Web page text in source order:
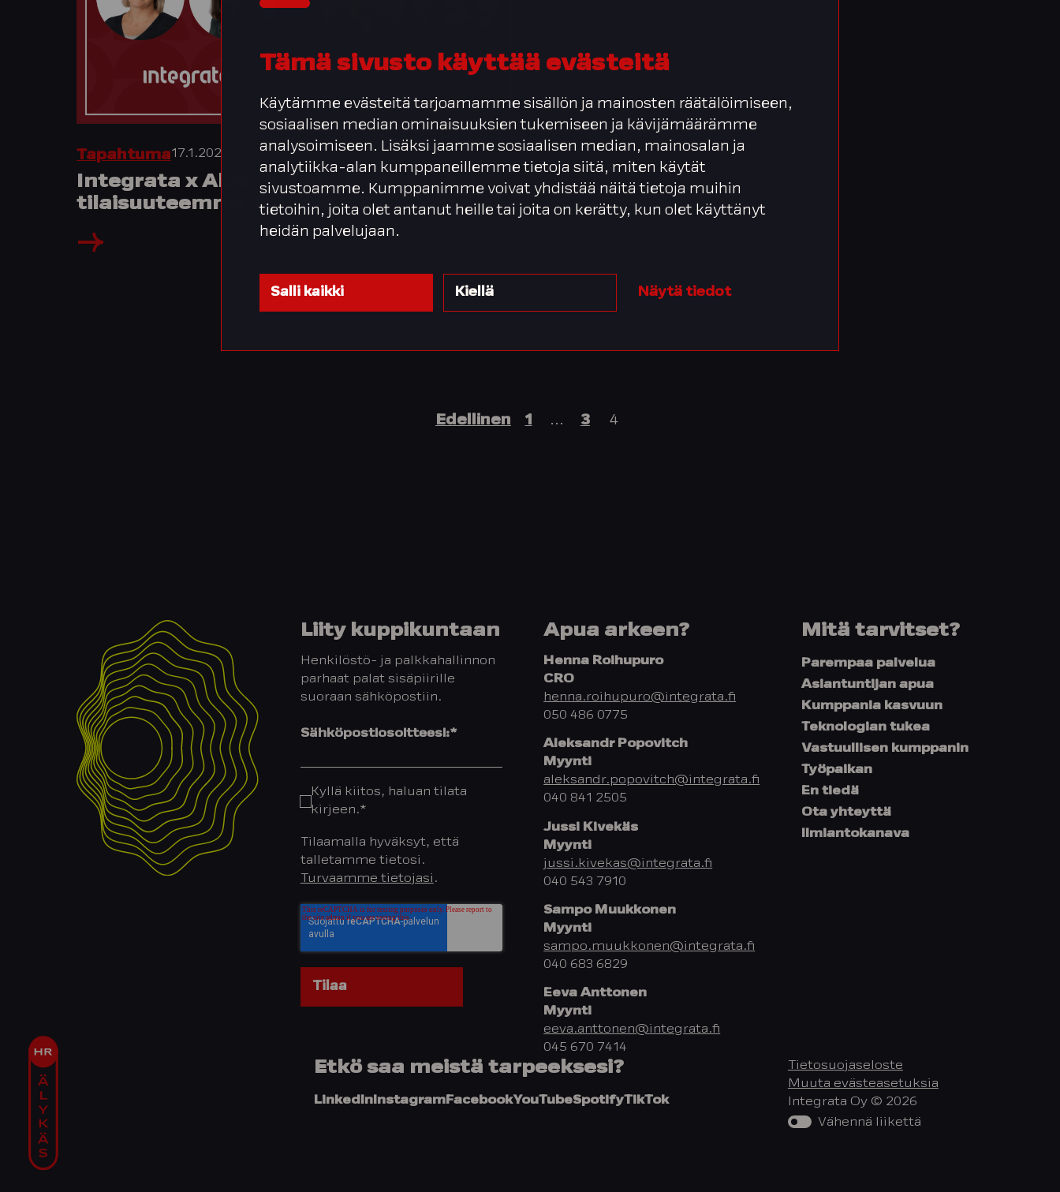
Tämä sivusto käyttää evästeitä
Käytämme evästeitä tarjoamamme sisällön ja mainosten räätälöimiseen,
sosiaalisen median ominaisuuksien tukemiseen ja kävijämäärämme
analysoimiseen. Lisäksi jaamme sosiaalisen median, mainosalan ja
analytiikka-alan kumppaneillemme tietoja siitä, miten käytät
sivustoamme. Kumppanimme voivat yhdistää näitä tietoja muihin
tietoihin, joita olet antanut heille tai joita on kerätty, kun olet käyttänyt
heidän palvelujaan.
Salli kaikki Kiellä Näytä tiedot
Tapahtuma17.1.2023
Integrata x Alder & Sound: Tervetuloa
tilaisuuteemme Turussa 2.3.
Edellinen 1 … 3 4
Liity kuppikuntaan
Henkilöstö- ja palkkahallinnon
parhaat palat sisäpiirille
suoraan sähköpostiin.
Sähköpostiosoitteesi:*
Kyllä kiitos, haluan tilata
kirjeen.*
Tilaamalla hyväksyt, että
talletamme tietosi.
Turvaamme tietojasi .
Apua arkeen?
Henna Roihupuro
CRO
henna.roihupuro@integrata.fi
050 486 0775
Aleksandr Popovitch
Myynti
aleksandr.popovitch@integrata.fi
040 841 2505
Jussi Kivekäs
Myynti
jussi.kivekas@integrata.fi
040 543 7910
Sampo Muukkonen
Myynti
sampo.muukkonen@integrata.fi
040 683 6829
Eeva Anttonen
Myynti
eeva.anttonen@integrata.fi
045 670 7414
Mitä tarvitset?
Parempaa palvelua
Asiantuntijan apua
Kumppania kasvuun
Teknologian tukea
Vastuullisen kumppanin
Työpaikan
En tiedä
Ota yhteyttä
Ilmiantokanava
Etkö saa meistä tarpeeksesi?
LinkedInInstagramFacebookYouTubeSpotifyTikTok
Tietosuojaseloste
Muuta evästeasetuksia
Integrata Oy © 2026
Vähennä liikettä